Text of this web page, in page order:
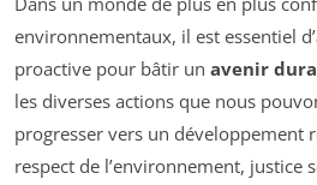
environnementaux, il est essentiel
proactive pour bâtir un avenir
les diverses actions que nous
progresser vers un développement
respect de l’environnement, justice